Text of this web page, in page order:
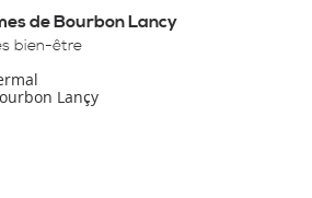
de Bourbon Lancy
bien-être
Lançy